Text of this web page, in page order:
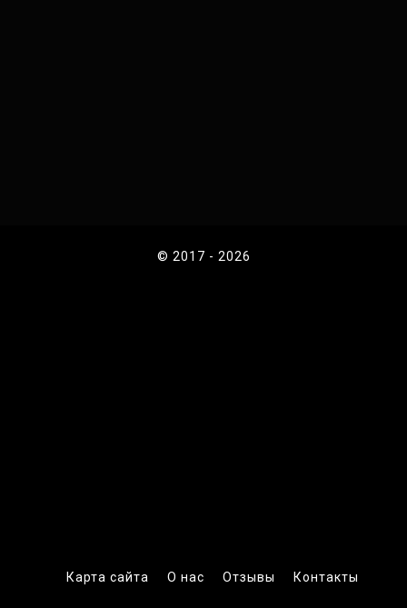
© 2017 - 2026
Карта сайта О нас Отзывы Контакты